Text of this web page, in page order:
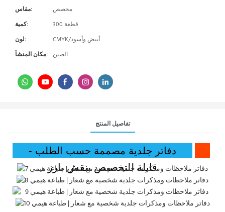
مقاس:
مخصص
كمية:
300 قطعة
لون:
CMYK/أبيض وأسود
مكان المنشأ: الصين
تفاصيل المنتج
دفاتر جلدية مصممة حسب الطلب -
قابلة للتخصيص بنقش بارز